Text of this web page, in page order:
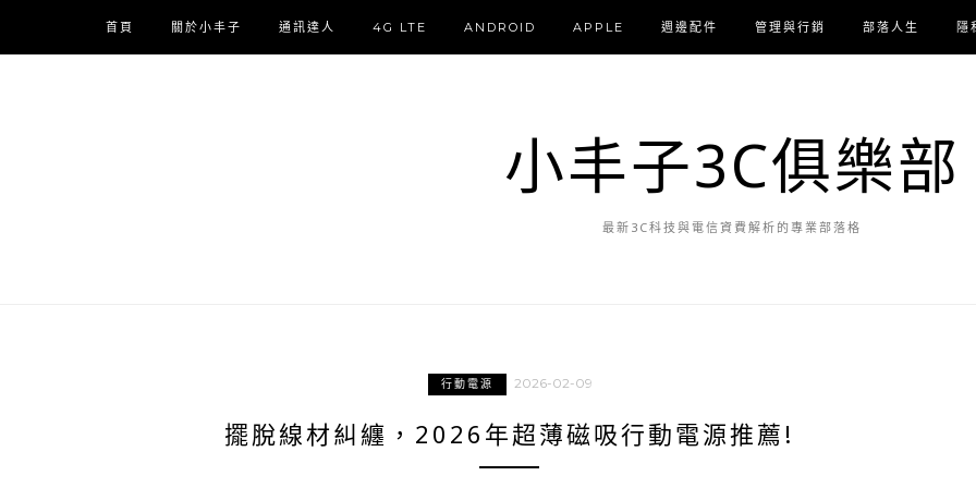
首頁 關於小丰子 通訊達人 4G LTE ANDROID APPLE 週邊配件 管理與行銷 部落人生 隱
小丰子3C俱樂部
最新3C科技與電信資費解析的專業部落格
行動電源 2026-02-09
擺脫線材糾纏，2026年超薄磁吸行動電源推薦!